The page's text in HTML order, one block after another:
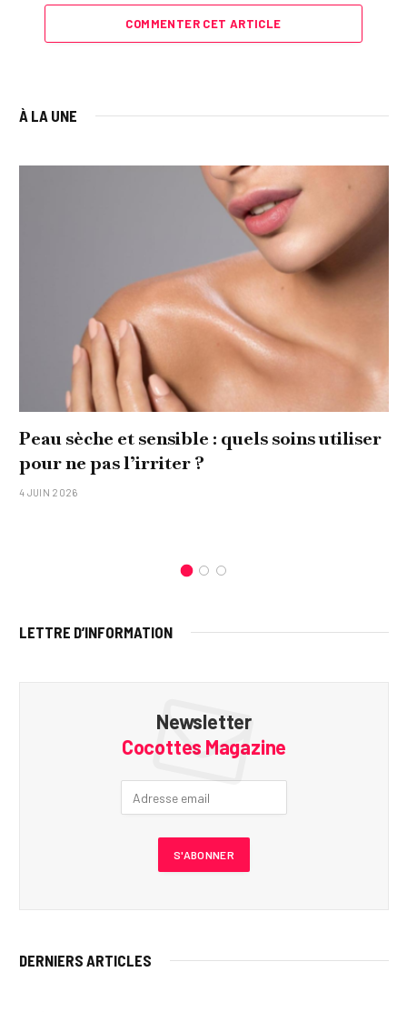
COMMENTER CET ARTICLE
À LA UNE
Peau sèche et sensible : quels soins utiliser
pour ne pas l’irriter ?
4 JUIN 2026
LETTRE D’INFORMATION
Newsletter
Cocottes Magazine
DERNIERS ARTICLES